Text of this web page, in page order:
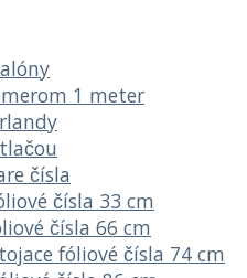
1 meter
čísla
čísla 33 cm
čísla 66 cm
fóliové čísla 74 cm